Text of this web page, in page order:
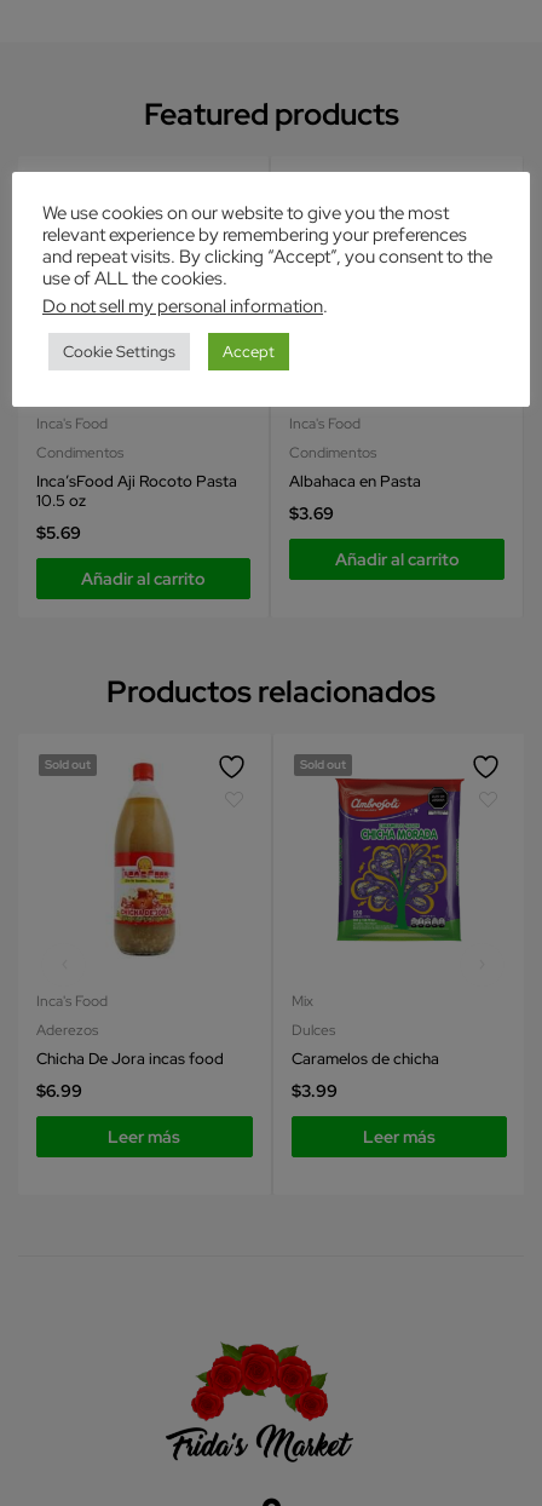
Featured products
Inca's Food
Condimentos
Inca’sFood Aji Rocoto Pasta
10.5 oz
$5.69
Añadir al carrito
Inca's Food
Condimentos
Albahaca en Pasta
$3.69
Añadir al carrito
Productos relacionados
Sold out
Inca's Food
Aderezos
Chicha De Jora incas food
$6.99
Leer más
Sold out
Mix
Dulces
Caramelos de chicha
$3.99
Leer más
We use cookies on our website to give you the most
relevant experience by remembering your preferences
and repeat visits. By clicking “Accept”, you consent to the
use of ALL the cookies.
Do not sell my personal information.
Cookie Settings Accept